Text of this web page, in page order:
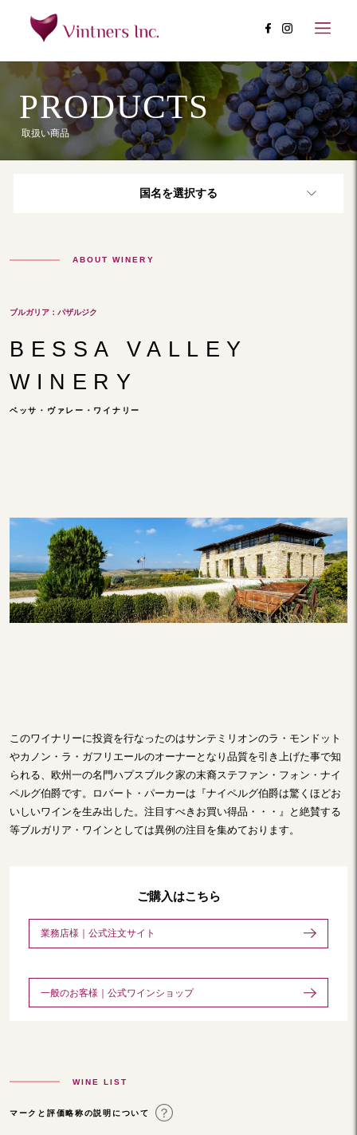
PRODUCTS
取扱い商品
国名を選択する
ABOUT WINERY
ブルガリア：パザルジク
BESSA VALLEY
WINERY
ベッサ・ヴァレー・ワイナリー
このワイナリーに投資を行なったのはサンテミリオンのラ・モンドット
やカノン・ラ・ガフリエールのオーナーとなり品質を引き上げた事で知
られる、欧州一の名門ハプスブルク家の末裔ステファン・フォン・ナイ
ペルグ伯爵です。ロバート・パーカーは『ナイペルグ伯爵は驚くほどお
いしいワインを生み出した。注目すべきお買い得品・・・』と絶賛する
等ブルガリア・ワインとしては異例の注目を集めております。
ご購入はこちら
業務店様｜公式注文サイト
一般のお客様｜公式ワインショップ
WINE LIST
マークと評価略称の説明について